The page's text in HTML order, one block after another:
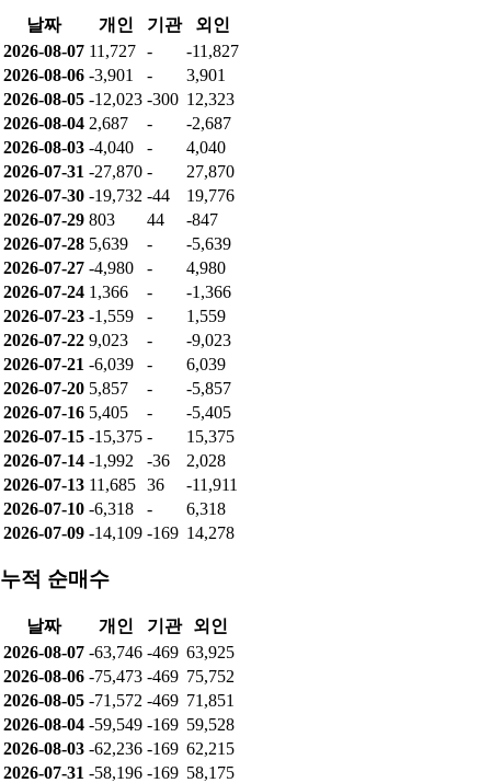
날짜 개인 기관
외인
2026-08-07 11,727 -
-11,827
2026-08-06 -3,901 -
3,901
2026-08-05 -12,023 -300 12,323
2026-08-04 2,687 -
-2,687
2026-08-03 -4,040 -
4,040
2026-07-31 -27,870 -
27,870
2026-07-30 -19,732 -44
19,776
2026-07-29 803 44
-847
2026-07-28 5,639 -
-5,639
2026-07-27 -4,980 -
4,980
2026-07-24 1,366 -
-1,366
2026-07-23 -1,559 -
1,559
2026-07-22 9,023 -
-9,023
2026-07-21 -6,039 -
6,039
2026-07-20 5,857 -
-5,857
2026-07-16 5,405 -
-5,405
2026-07-15 -15,375 -
15,375
2026-07-14 -1,992 -36
2,028
2026-07-13 11,685 36
-11,911
2026-07-10 -6,318 -
6,318
2026-07-09 -14,109 -169 14,278
누적 순매수
날짜 개인 기관
외인
2026-08-07 -63,746 -469 63,925
2026-08-06 -75,473 -469 75,752
2026-08-05 -71,572 -469 71,851
2026-08-04 -59,549 -169 59,528
2026-08-03 -62,236 -169 62,215
2026-07-31 -58,196 -169 58,175